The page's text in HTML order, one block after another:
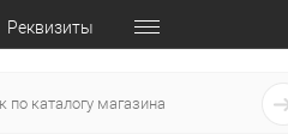
Реквизиты